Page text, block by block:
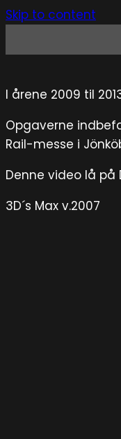
Skip to content
I årene 2009 til
Opgaverne
Rail-messe i
Denne video lå på
3D´s Max v.2007